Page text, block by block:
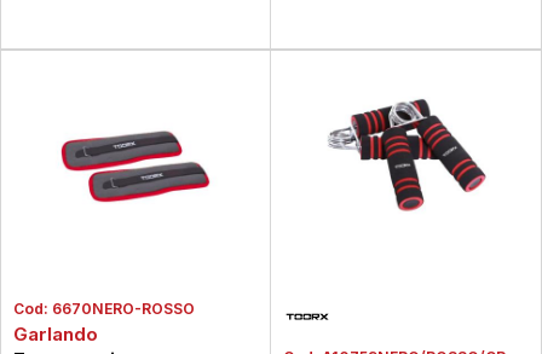
Cod: 6670NERO-ROSSO
Garlando